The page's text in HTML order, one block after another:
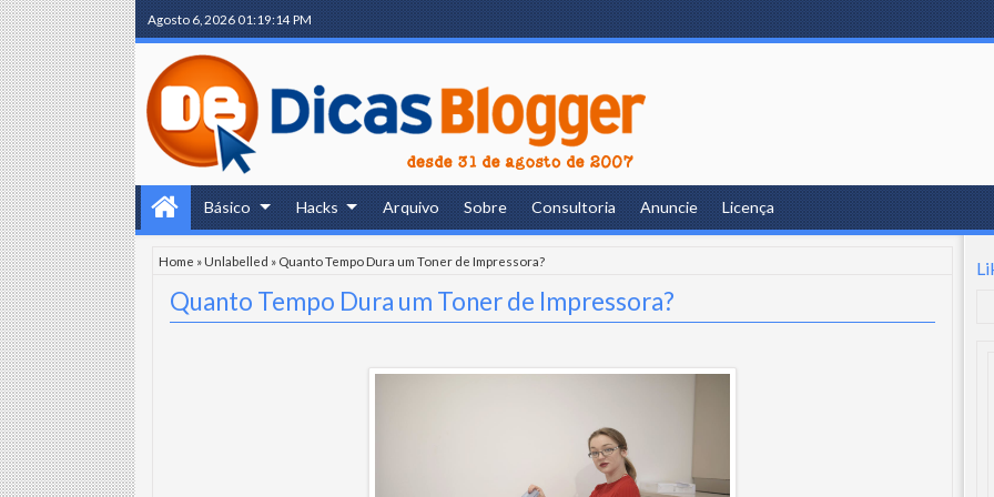
Agosto 6, 202601:19:15 PM
Básico Hacks Arquivo Sobre Consultoria Anuncie Licença
Home »Unlabelled » Quanto Tempo Dura um Toner de Impressora?
Quanto Tempo Dura um Toner de Impressora?